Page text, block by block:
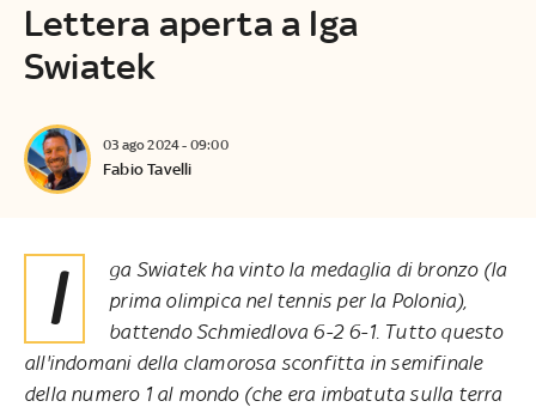
Lettera aperta a Iga
Swiatek
03 ago 2024 - 09:00
Fabio Tavelli
Iga Swiatek ha vinto la medaglia di bronzo (la
prima olimpica nel tennis per la Polonia),
battendo Schmiedlova 6-2 6-1. Tutto questo
all'indomani della clamorosa sconfitta in semifinale
della numero 1 al mondo (che era imbatuta sulla terra